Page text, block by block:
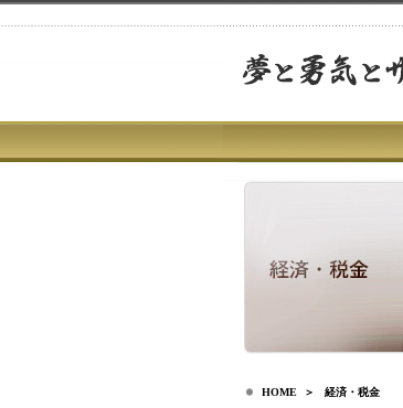
HOME ＞ 経済・税金